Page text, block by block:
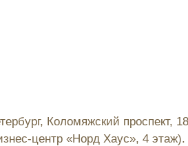
Коломяжский
центр «Норд Хаус», 4 этаж).